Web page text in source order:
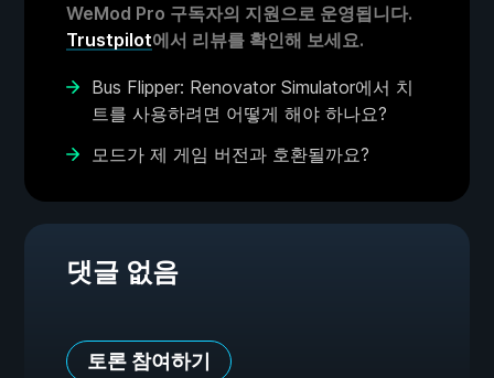
WeMod Pro 구독자의 지원으로 운영됩니다.
Trustpilot에서 리뷰를 확인해 보세요.
Bus Flipper: Renovator Simulator에서 치
트를 사용하려면 어떻게 해야 하나요?
모드가 제 게임 버전과 호환될까요?
댓글 없음
토론 참여하기